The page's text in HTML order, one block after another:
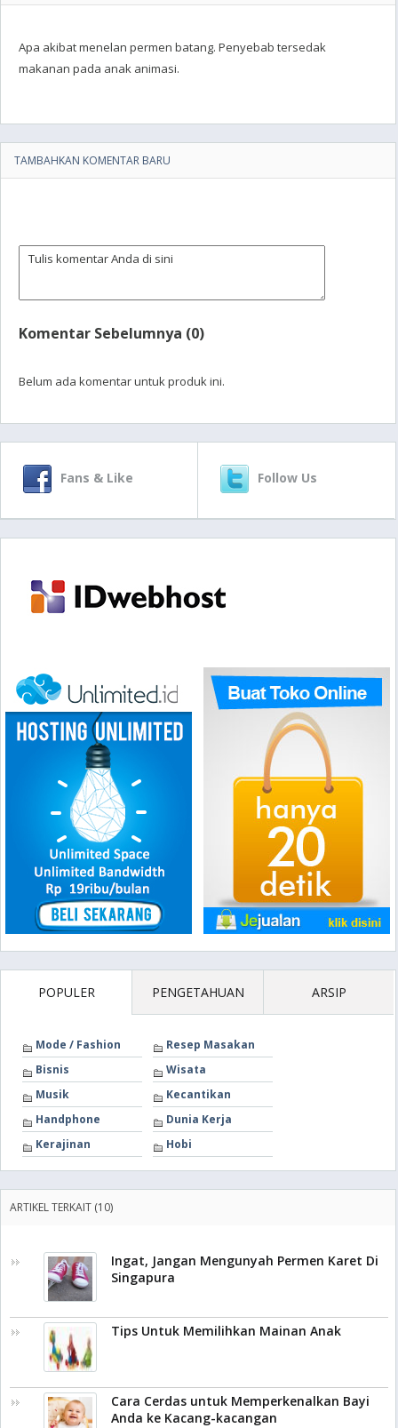
Apa akibat menelan permen batang. Penyebab tersedak
makanan pada anak animasi.
TAMBAHKAN KOMENTAR BARU
Komentar Sebelumnya (0)
Belum ada komentar untuk produk ini.
Fans & Like Follow Us
POPULER PENGETAHUAN ARSIP
Mode / Fashion
Resep Masakan
Bisnis
Wisata
Musik
Kecantikan
Handphone
Dunia Kerja
Kerajinan
Hobi
ARTIKEL TERKAIT (10)
Ingat, Jangan Mengunyah Permen Karet Di
Singapura
Tips Untuk Memilihkan Mainan Anak
Cara Cerdas untuk Memperkenalkan Bayi
Anda ke Kacang-kacangan